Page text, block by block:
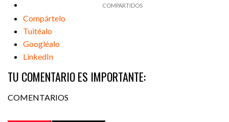
Compártelo
Tuitéalo
Googléalo
LinkedIn
TU COMENTARIO ES IMPORTANTE:
COMENTARIOS